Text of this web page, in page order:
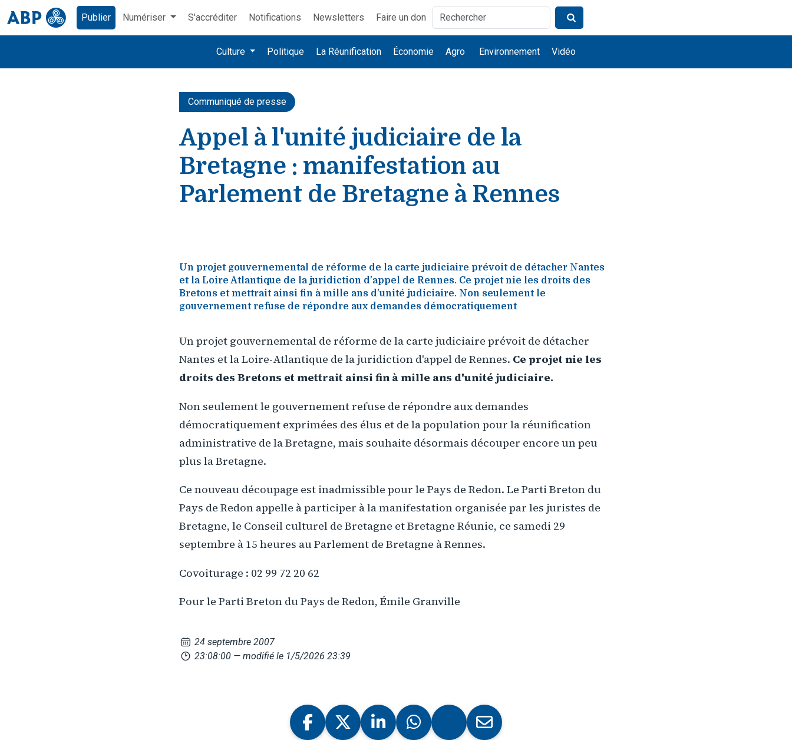
Publier Numériser S'accréditer Notifications Newsletters Faire un don
Culture Politique La Réunification Économie Agro Environnement Vidéo
Communiqué de presse
Appel à l'unité judiciaire de la
Bretagne : manifestation au
Parlement de Bretagne à Rennes
Un projet gouvernemental de réforme de la carte judiciaire prévoit de détacher Nantes
et la Loire Atlantique de la juridiction d'appel de Rennes. Ce projet nie les droits des
Bretons et mettrait ainsi fin à mille ans d'unité judiciaire. Non seulement le
gouvernement refuse de répondre aux demandes démocratiquement
Un projet gouvernemental de réforme de la carte judiciaire prévoit de détacher
Nantes et la Loire-Atlantique de la juridiction d'appel de Rennes. Ce projet nie les
droits des Bretons et mettrait ainsi fin à mille ans d'unité judiciaire.
Non seulement le gouvernement refuse de répondre aux demandes
démocratiquement exprimées des élus et de la population pour la réunification
administrative de la Bretagne, mais souhaite désormais découper encore un peu
plus la Bretagne.
Ce nouveau découpage est inadmissible pour le Pays de Redon. Le Parti Breton du
Pays de Redon appelle à participer à la manifestation organisée par les juristes de
Bretagne, le Conseil culturel de Bretagne et Bretagne Réunie, ce samedi 29
septembre à 15 heures au Parlement de Bretagne à Rennes.
Covoiturage : 02 99 72 20 62
Pour le Parti Breton du Pays de Redon, Émile Granville
24 septembre 2007
23:08:00 — modifié le 1/5/2026 23:39